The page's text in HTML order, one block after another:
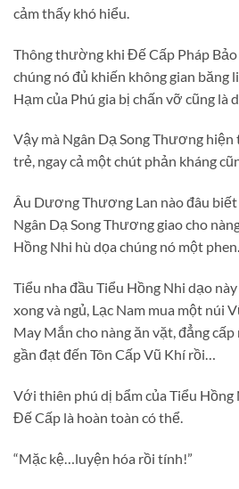
cảm thấy khó hiểu.
Thông thường khi Đế Cấp Pháp
chúng nó đủ khiến không gian băng
Hạm của Phú gia bị chấn vỡ cũng là
Vậy mà Ngân Dạ Song Thương
trẻ, ngay cả một chút phản kháng
Âu Dương Thương Lan nào đâu
Ngân Dạ Song Thương giao cho
Hồng Nhi hù dọa chúng nó một phen.
Tiểu nha đầu Tiểu Hồng Nhi dạo
xong và ngủ, Lạc Nam mua một núi
May Mắn cho nàng ăn vặt, đẳng cấp
gần đạt đến Tôn Cấp Vũ Khí rồi…
Với thiên phú dị bẩm của Tiểu Hồng
Đế Cấp là hoàn toàn có thể.
“Mặc kệ…luyện hóa rồi tính!”